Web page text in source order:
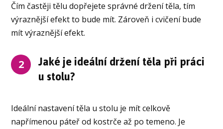
Čím častěji tělu dopřejete správné držení těla, tím
výraznější efekt to bude mít. Zároveň i cvičení bude
mít výraznější efekt.
2 Jaké je ideální držení těla při práci
u stolu?
Ideální nastavení těla u stolu je mít celkově
napřímenou páteř od kostrče až po temeno. Je